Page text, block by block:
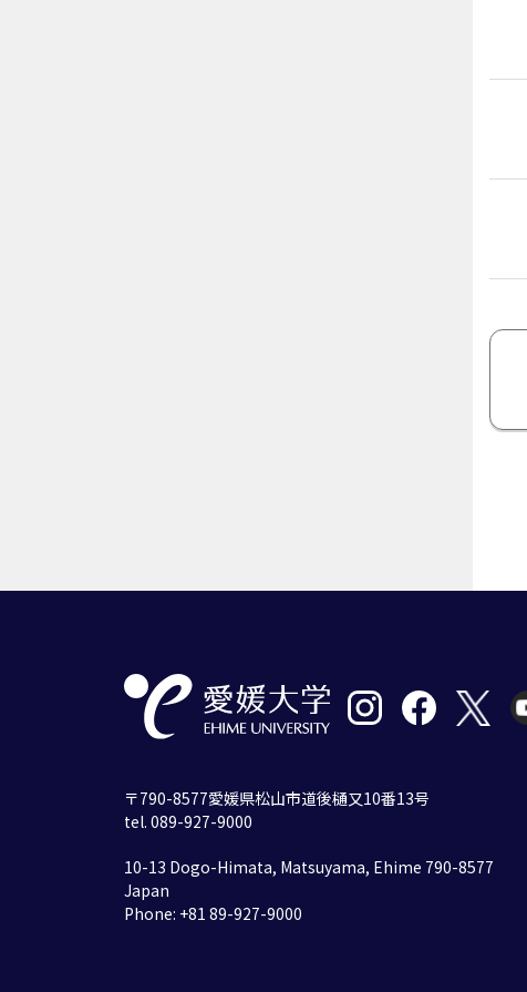
〒790-8577愛媛県松山市道後樋又10番13号
tel. 089-927-9000
10-13 Dogo-Himata, Matsuyama, Ehime 790-8577
Japan
Phone: +81 89-927-9000